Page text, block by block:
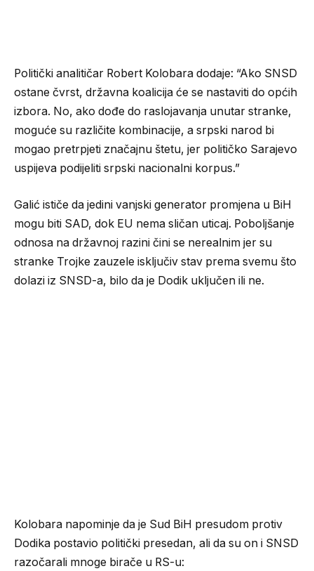
Politički analitičar Robert Kolobara dodaje: “Ako SNSD
ostane čvrst, državna koalicija će se nastaviti do općih
izbora. No, ako dođe do raslojavanja unutar stranke,
moguće su različite kombinacije, a srpski narod bi
mogao pretrpjeti značajnu štetu, jer političko Sarajevo
uspijeva podijeliti srpski nacionalni korpus.”
Galić ističe da jedini vanjski generator promjena u BiH
mogu biti SAD, dok EU nema sličan uticaj. Poboljšanje
odnosa na državnoj razini čini se nerealnim jer su
stranke Trojke zauzele isključiv stav prema svemu što
dolazi iz SNSD-a, bilo da je Dodik uključen ili ne.
Kolobara napominje da je Sud BiH presudom protiv
Dodika postavio politički presedan, ali da su on i SNSD
razočarali mnoge birače u RS-u: